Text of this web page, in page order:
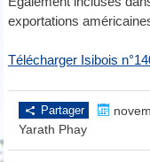
exportations
Télécharger Isibois
Partager
Yarath Phay